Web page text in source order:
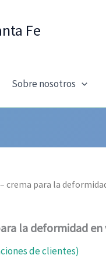
Fe
Sobre nosotros
crema para la
la deformidad
de clientes)